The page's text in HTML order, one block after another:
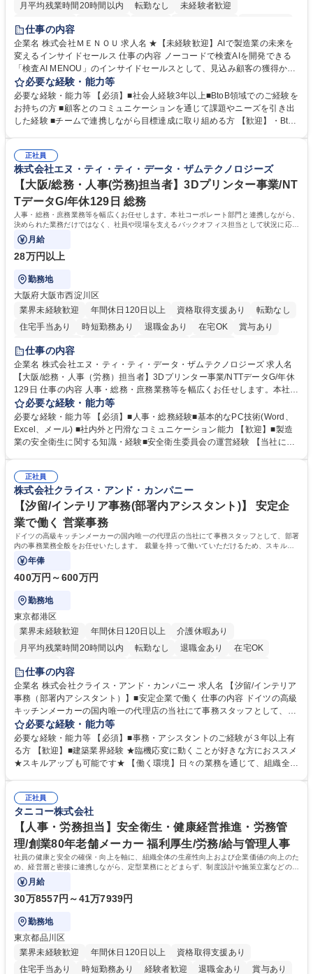
月平均残業時間20時間以内
転勤なし
未経験者歓迎
時短勤務あり
駅近5分以内
土日祝休み 服装自由
仕事の内容
企業名 株式会社ＭＥＮＯＵ 求人名 ★【未経験歓迎】AIで製造業の未来を
変えるインサイドセールス 仕事の内容 ノーコードで検査AIを開発できる
「検査AI MENOU」のインサイドセールスとして、見込み顧客の獲得から
商談機会の創出までを担っていただきます。マーケティングとフィールド
セールスをつなぐ役割として、 適切なタイミングで顧客とコミュニケーシ
ョンを取りながら、受注につながる商談機会の最大化を目指します。 【具
体的な仕事内容】 リードへの電話・メールによるアプローチ/リードナー
実行/フィールドセールスへの案件連携 募集職種 ★【未経験歓迎】AIで製
造業の未来を変えるインサイドセールス
必要な経験・能力等
必要な経験・能力等 【必須】■社会人経験3年以上■BtoB領域でのご経験を
お持ちの方 ■顧客とのコミュニケーションを通じて課題やニーズを引き出
した経験 ■チームで連携しながら目標達成に取り組める方 【歓迎】・BtoB
企画・実行経験 ・CRM・リードナーチャリングに関する知見 ・データを
もとに営業プロセスを改善した経験 学歴・資格 学歴：大学院 大学 高専 短
大 専修学校 高校 語学力： 資格：
正社員
株式会社エヌ・ティ・ティ・データ・ザムテクノロジーズ
【大阪/総務・人事(労務)担当者】3Dプリンター事業/NT
TデータG/年休129日 総務
人事・総務・庶務業務等を幅広くお任せします。本社コーポレート部門と連携しながら、
決められた業務だけではなく、社員や現場を支えるバックオフィス担当として状況に応じ
て柔軟に対応いただくことを期待します。
月給
28万円以上
勤務地
大阪府大阪市西淀川区
業界未経験歓迎
年間休日120日以上 資格取得支援あり
転勤なし
住宅手当あり
時短勤務あり 退職金あり 在宅OK
賞与あり
完全週休2日制
仕事の内容
企業名 株式会社エヌ・ティ・ティ・データ・ザムテクノロジーズ 求人名
【大阪/総務・人事（労務）担当者】3Dプリンター事業/NTTデータG/年休
129日 仕事の内容 人事・総務・庶務業務等を幅広くお任せします。本社コ
ーポレート部門と連携しながら、決められた業務だけではなく、社員や現
場を支えるバックオフィス担当として状況に応じて柔軟に対応いただくこ
とを期待します。 【詳細】■入退社手続き、社員情報管理■入社時オリエ
ンテーションの実施■勤怠・各種申請内容の確認■採用業務のサポート■来
生に関する業務等■健康診断、産業医面談、休職・復職手続き等の労務サ
ポート■社内ルールの運用・各種社内案内■その他、拠点運営に関わる管理
部門業務 募集職種 【大阪/総務・人事（労務）担当者】3Dプリンター事
業/NTTデータG/年休129日
必要な経験・能力等
必要な経験・能力等 【必須】■人事・総務経験■基本的なPC技術(Word、
Excel、メール) ■社内外と円滑なコミュニケーション能力 【歓迎】■製造
業の安全衛生に関する知識・経験■安全衛生委員会の運営経験 【当社につ
アが磨けます。 ◎NTTデータグループであり福利厚生は充実しているとと
もに、働き方改革も推進しています。 学歴・資格 学歴：大学院 大学 高専
短大 専修学校 語学力： 資格：
正社員
株式会社クライス・アンド・カンパニー
【汐留/インテリア事務(部署内アシスタント)】 安定企
業で働く 営業事務
ドイツの高級キッチンメーカーの国内唯一の代理店の当社にて事務スタッフとして、部署
内の事務業務全般をお任せいたします。 裁量を持って働いていただけるため、スキルア
ップも可能です。
年俸
400万円～600万円
勤務地
東京都港区
業界未経験歓迎
年間休日120日以上
介護休暇あり
月平均残業時間20時間以内
転勤なし 退職金あり
在宅OK
育休あり
完全週休2日制
駅近5分以内
土日祝休み
仕事の内容
企業名 株式会社クライス・アンド・カンパニー 求人名 【汐留/インテリア
事務（部署内アシスタント）】■安定企業で働く 仕事の内容 ドイツの高級
キッチンメーカーの国内唯一の代理店の当社にて事務スタッフとして、部
署内の事務業務全般をお任せいたします。 裁量を持って働いていただける
ため、スキルアップも可能です。 【部署内の事務業務全般】 ■サンプルの
仕分け・整理 ■電話応対 ■書類作成（会議資料、お客様宛請求書、支払書
類を取りまとめて経理へ提出等） ■ショールームアテンド・運営・予約業
インテリア事務（部署内アシスタント）】■安定企業で働く
必要な経験・能力等
必要な経験・能力等 【必須】■事務・アシスタントのご経験が３年以上有
る方 【歓迎】■建築業界経験 ★臨機応変に動くことが好きな方におススメ
★スキルアップも可能です★ 【働く環境】日々の業務を通じて、組織全体
ームとの協力や新しいアイデアを活かす場もあり、やりがいを感じながら
働けます。 【歓迎】 ■インテリアの業界のご経験が有る方■PCの作業に慣
れている方 学歴・資格 学歴：大学院 大学 高専 短大 専修学校 語学力： 資
格：
正社員
タニコー株式会社
【人事・労務担当】安全衛生・健康経営推進・労務管
理/創業80年老舗メーカー 福利厚生/労務/給与管理人事
社員の健康と安全の確保・向上を軸に、組織全体の生産性向上および企業価値の向上のた
め、経営層と密接に連携しながら、定型業務にとどまらず、制度設計や施策立案などの上
流工程から関与していただきます。
月給
30万8557円～41万7939円
勤務地
東京都品川区
業界未経験歓迎
年間休日120日以上
資格取得支援あり
住宅手当あり
時短勤務あり 経験者歓迎 退職金あり 賞与あり